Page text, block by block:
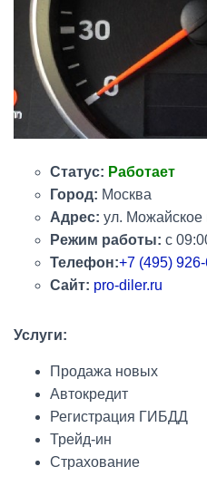
Статус: Работает
Город: Москва
Адрес: ул. Можайское
Режим работы: с
Телефон:+7 (495)
Сайт: pro-diler.ru
Услуги:
Продажа новых
Автокредит
Регистрация ГИБДД
Трейд-ин
Страхование